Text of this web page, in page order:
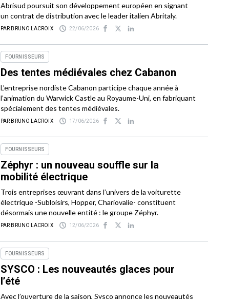
Abrisud poursuit son développement européen en signant
un contrat de distribution avec le leader italien Abritaly.
PAR BRUNO LACROIX 22/06/2026
FOURNISSEURS
Des tentes médiévales chez Cabanon
L’entreprise nordiste Cabanon participe chaque année à
l’animation du Warwick Castle au Royaume-Uni, en fabriquant
spécialement des tentes médiévales.
PAR BRUNO LACROIX 17/06/2026
FOURNISSEURS
Zéphyr : un nouveau souffle sur la
mobilité électrique
Trois entreprises œuvrant dans l’univers de la voiturette
électrique -Subloisirs, Hopper, Chariovalie- constituent
désormais une nouvelle entité : le groupe Zéphyr.
PAR BRUNO LACROIX 12/06/2026
FOURNISSEURS
SYSCO : Les nouveautés glaces pour
l’été
Avec l’ouverture de la saison, Sysco annonce les nouveautés